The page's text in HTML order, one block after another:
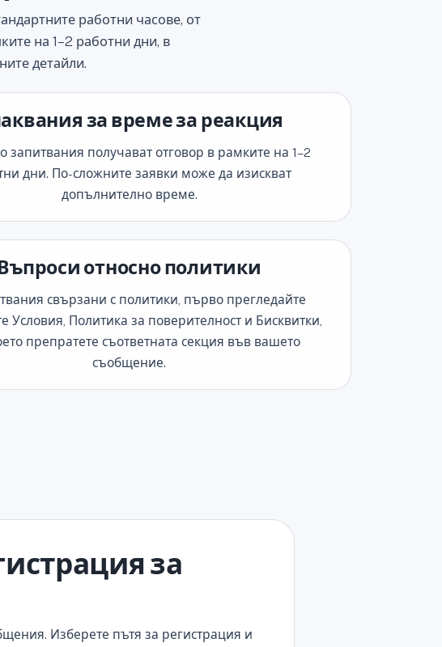
работни часове, от
на 1–2 работни дни, в
детайли.
за време за реакция
запитвания получават отговор в рамките на 1–2
дни. По-сложните заявки може да изискват
допълнително време.
Въпроси относно политики
свързани с политики, първо прегледайте
Условия, Политика за поверителност и Бисквитки,
препратете съответната секция във вашето
съобщение.
за
Изберете пътя за регистрация и